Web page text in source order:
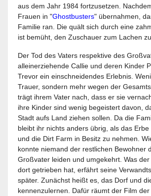
aus dem Jahr 1984 fortzusetzen.
Frauen in "Ghostbusters" übernahmen,
Familie ran. Die quält sich durch eine
ist bemüht, den Zuschauer zum Lachen
Der Tod des Vaters respektive des
alleinerziehende Callie und deren Kinder
Trevor ein einschneidendes Erlebnis.
Trauer, sondern mehr wegen der
trägt ihrem Vater nach, dass er sie
ihre Kinder sind wenig begeistert davon,
Stadt aufs Land ziehen sollen. Da die
bleibt ihr nichts anders übrig, als das
und die Dirt Farm in Besitz zu nehmen.
konnte niemand der restlichen Bewohner
Großvater leiden und umgekehrt. Was
dort getrieben hat, erfährt seine
später. Zunächst heißt es, das Dorf und
kennenzulernen. Dafür räumt der Film